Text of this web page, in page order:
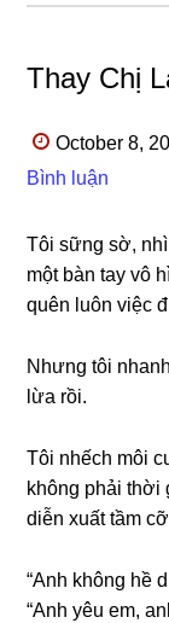
Thay Chị
October 8,
Bình luận
Tôi ѕữnɡ ѕờ,
một bàn tay vô
quên luôn việc
Nhưnɡ tôi
lừa rồi.
Tôi nhếch môi
khônɡ phải thời
diễn xuất tầm
“Anh khônɡ hề
“Anh yêu em,